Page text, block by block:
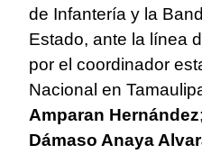
de Infantería y la
Estado, ante la línea
por el coordinador
Nacional en
Amparan Hernández
Dámaso Anaya